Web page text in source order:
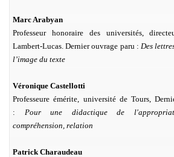
Marc Arabyan
Professeur honoraire des universités,
Lambert-Lucas. Dernier ouvrage paru :Des
l’image du texte
Véronique Castellotti
Professeure émérite, université de Tours,
: Pour une didactique de
compréhension, relation
Patrick Charaudeau